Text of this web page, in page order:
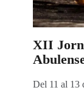
XII
Del 11 al 13